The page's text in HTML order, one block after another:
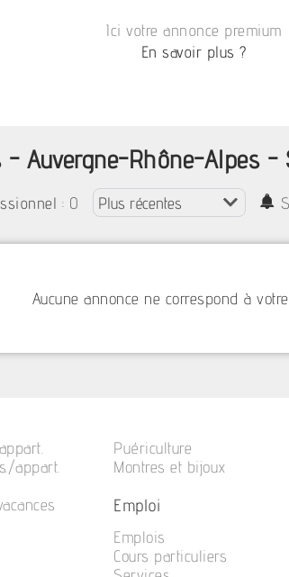
Ici votre annonce premium
En savoir plus ?
Auvergne-Rhône-Alpes -
: 0
Aucune annonce ne correspond à
appart.
Puériculture
Montres et bijoux
Emploi
Emplois
Cours particuliers